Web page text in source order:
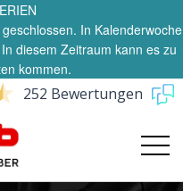
In Kalenderwoche
diesem Zeitraum kann es zu
kommen.
252 Bewertungen